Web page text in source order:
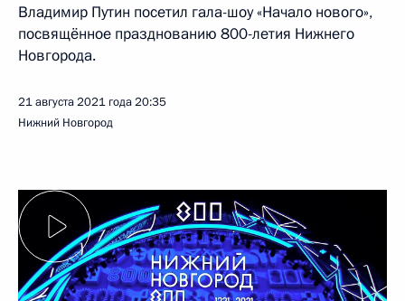
Владимир Путин посетил гала-шоу «Начало нового»,
посвящённое празднованию 800-летия Нижнего
Новгорода.
21 августа 2021 года20:35
Нижний Новгород